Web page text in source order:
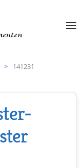
141231